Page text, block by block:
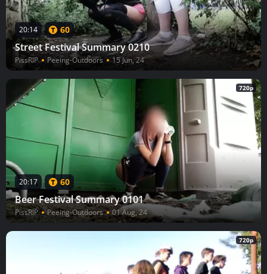
20:14 60
Street Festival Summary 0210
PissRIP Peeing-Outdoors 15 Jun, 24
720p
20:17 60
Beer Festival Summary 0101
PissRIP Peeing-Outdoors 01 Aug, 24
720p